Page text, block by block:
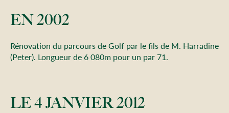
EN 2002
Rénovation du parcours de Golf par le fils de M. Harradine
(Peter). Longueur de 6 080m pour un par 71.
LE 4 JANVIER 2012